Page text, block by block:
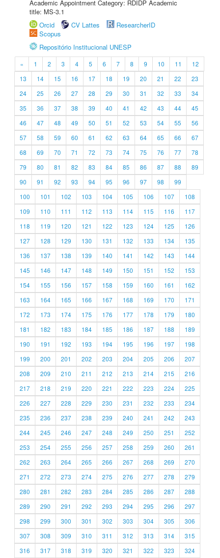
Academic Appointment Category: RDIDP Academic
title: MS-3.1
Orcid
CV Lattes
ResearcherID
Scopus
Repositório Institucional UNESP
« 1 2 3 4 5 6 7 8 9 10 11
12
13
14 15 16 17 18 19 20 21 22
23
24
25 26 27 28 29 30 31 32 33
34
35
36 37 38 39 40 41 42 43 44
45
46
47 48 49 50 51 52 53 54 55
56
57
58 59 60 61 62 63 64 65 66
67
68
69 70 71 72 73 74 75 76 77
78
79
80 81 82 83 84 85 86 87 88
89
90
91 92 93 94 95 96 97 98
99
100
101 102 103 104 105 106 107
108
109
110 111 112 113 114 115 116
117
118
119 120 121 122 123 124 125
126
127
128 129 130 131 132 133 134
135
136
137 138 139 140 141 142 143
144
145
146 147 148 149 150 151 152
153
154
155 156 157 158 159 160 161
162
163
164 165 166 167 168 169 170
171
172
173 174 175 176 177 178 179
180
181
182 183 184 185 186 187 188
189
190
191 192 193 194 195 196 197
198
199
200 201 202 203 204 205 206
207
208
209 210 211 212 213 214 215
216
217
218 219 220 221 222 223 224
225
226
227 228 229 230 231 232 233
234
235
236 237 238 239 240 241 242
243
244
245 246 247 248 249 250 251
252
253
254 255 256 257 258 259 260
261
262
263 264 265 266 267 268 269
270
271
272 273 274 275 276 277 278
279
280
281 282 283 284 285 286 287
288
289
290 291 292 293 294 295 296
297
298
299 300 301 302 303 304 305
306
307
308 309 310 311 312 313 314
315
316
317 318 319 320 321 322 323 324